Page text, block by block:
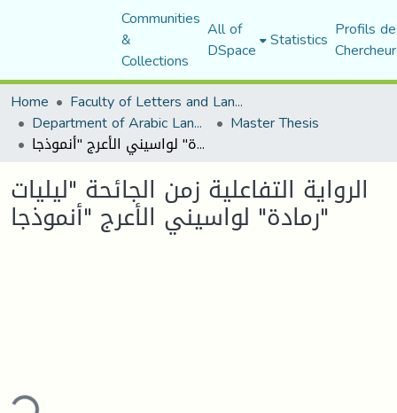
Communities
&
Collections
All of
DSpace Statistics Profils
Home
Faculty of Letters and Languages
Department of Arabic Language and Literature Master Thesis
الرواية التفاعلية زمن الجائحة "ليليات رمادة" لواسيني الأعرج "أنموذجا"
الرواية التفاعلية زمن الجائحة "ليليات
رمادة" لواسيني الأعرج "أنموذجا"